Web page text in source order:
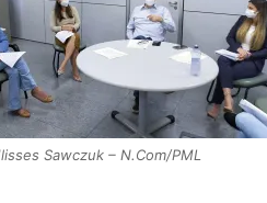
Sawczuk – N.Com/PML